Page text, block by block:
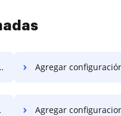
Agregar configuración de campo PDF
Agregar configuraciones de campo